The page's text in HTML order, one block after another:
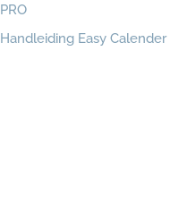
PRO
Handleiding Easy Calender